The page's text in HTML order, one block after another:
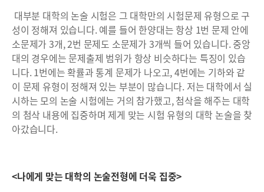
대부분 대학의 논술 시험은 그 대학만의 시험문제 유형으로 구
성이 정해져 있습니다. 예를 들어 한양대는 항상 1번 문제 안에
소문제가 3개, 2번 문제도 소문제가 3개씩 들어 있습니다. 중앙
대의 경우에는 문제출제 범위가 항상 비슷하다는 특징이 있습
니다. 1번에는 확률과 통계 문제가 나오고, 4번에는 기하와 같
이 문제 유형이 정해져 있는 부분이 많습니다. 저는 대학에서 실
시하는 모의 논술 시험에는 거의 참가했고, 첨삭을 해주는 대학
의 첨삭 내용에 집중하며 제게 맞는 시험 유형의 대학 논술을 찾
아갔습니다.
<나에게 맞는 대학의 논술전형에 더욱 집중>